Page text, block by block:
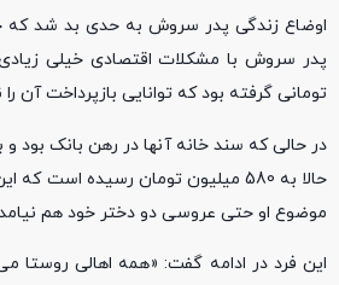
اوضاع زندگی پدر سروش به حدی بد شد که
تومانی گرفته بود که توانایی بازپرداخت آن
در حالی که سند خانه آنها در رهن بانک بود
حالا به 580 میلیون تومان رسیده
موضوع او حتی عروسی دو دختر خود هم
این فرد در ادامه گفت: «همه اهالی روستا